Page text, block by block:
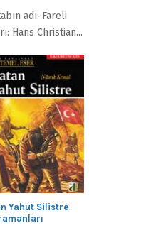
adı: Fareli
Hans Christian...
Yahut Silistre